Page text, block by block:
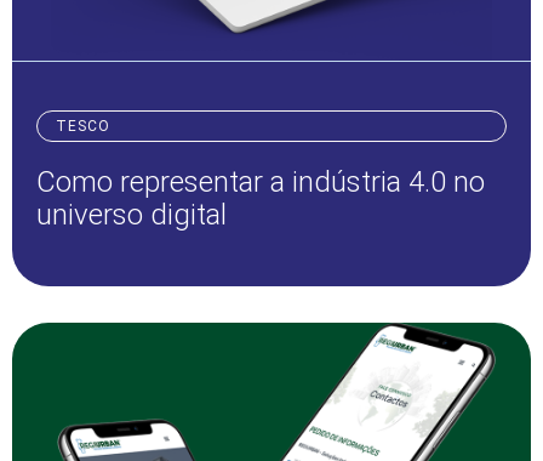
TESCO
Como representar a indústria 4.0 no
universo digital